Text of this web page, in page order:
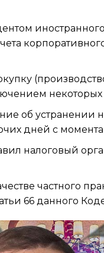
некоторых
об устранении
дней с
налоговый
частного
66 данного